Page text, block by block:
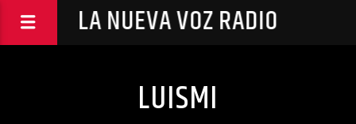
LA NUEVA VOZ RADIO
LUISMI